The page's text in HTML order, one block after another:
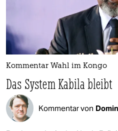
Kommentar Wahl im Kongo
Das System Kabila bleibt
Kommentar von